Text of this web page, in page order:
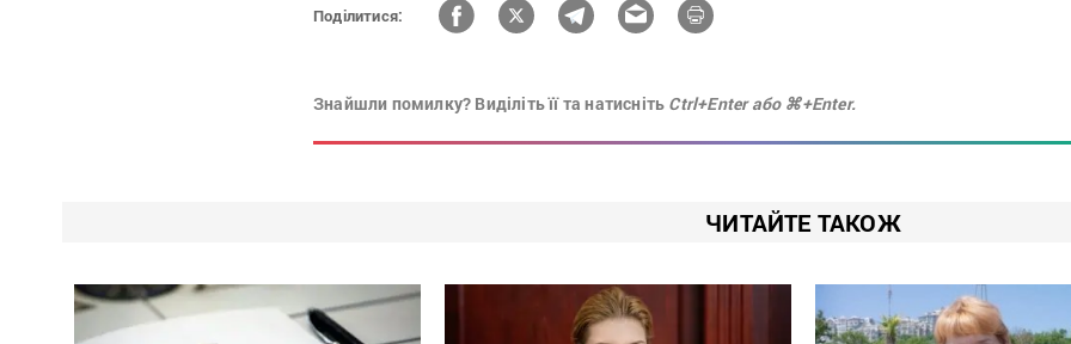
Поділитися:
Знайшли помилку? Виділіть її та натисніть Ctrl+Enter або ⌘+Enter.
ЧИТАЙТЕ ТАКОЖ